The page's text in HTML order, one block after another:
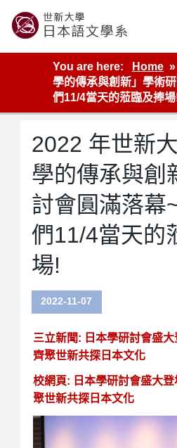
content
世新大學教學單位的網站
You are here:
Home
學的傳承與創新」學術
們11/4當天的蒞臨及捧
2022 年世新
學的傳承與創
討會圓滿落幕
們11/4當天的
場!
2022-11-07
三立新聞: 日本學研討會盛
齊聚世新共探日本文化
校網頁: 日本學研討會盛大
聚世新共探日本文化